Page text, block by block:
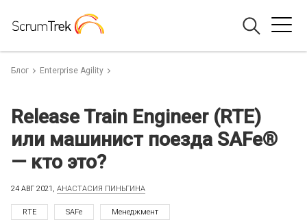
Блог Enterprise Agility
Release Train Engineer (RTE)
или машинист поезда SAFe®
— кто это?
24 АВГ 2021, АНАСТАСИЯ ПИНЬГИНА
RTE SAFe Менеджмент